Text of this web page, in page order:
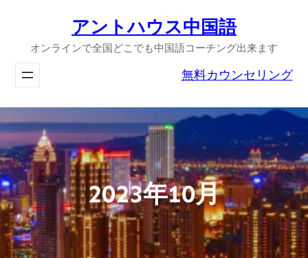
プ
アントハウス中国語
オンラインで全国どこでも中国語コーチング出来ます
無料カウンセリング
2023年10月